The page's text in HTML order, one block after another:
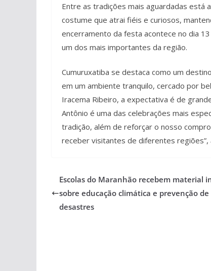
Entre as tradições mais aguardadas está
costume que atrai fiéis e curiosos,
encerramento da festa acontece no dia
um dos mais importantes da região.
Cumuruxatiba se destaca como um
em um ambiente tranquilo, cercado por
Iracema Ribeiro, a expectativa é de
Antônio é uma das celebrações mais
tradição, além de reforçar o nosso
receber visitantes de diferentes regiões”,
Escolas do Maranhão recebem material
sobre educação climática e prevenção de
desastres